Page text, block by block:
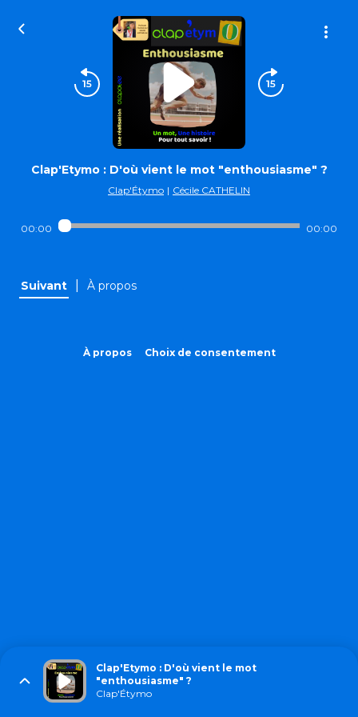
Clap'Etymo : D'où vient le mot "enthousiasme" ?
Clap'Étymo | Cécile CATHELIN
00:00 00:00
Suivant À propos
À propos Choix de consentement
Clap'Etymo : D'où vient le mot
"enthousiasme" ?
Clap'Étymo